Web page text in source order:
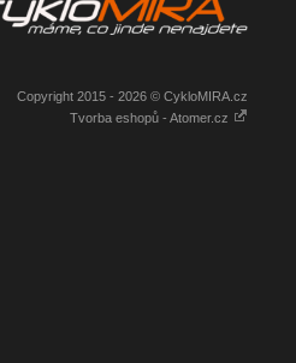
Copyright 2015 - 2026 © CykloMIRA.cz
Tvorba eshopů - Atomer.cz